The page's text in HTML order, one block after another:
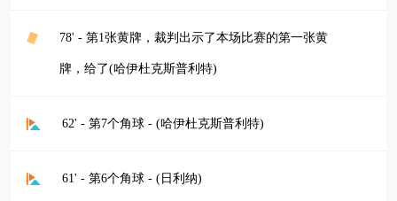
78' - 第1张黄牌，裁判出示了本场比赛的第一张黄
牌，给了(哈伊杜克斯普利特)
62' - 第7个角球 - (哈伊杜克斯普利特)
61' - 第6个角球 - (日利纳)